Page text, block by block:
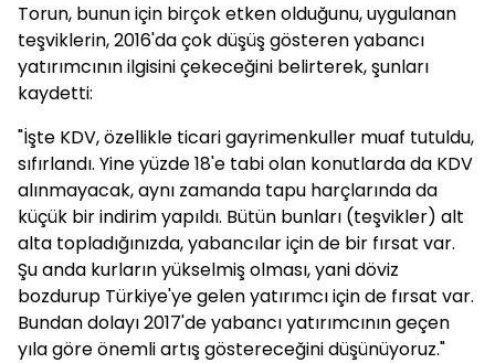
Torun, bunun için birçok etken olduğunu, uygulanan
teşviklerin, 2016'da çok düşüş gösteren yabancı
yatırımcının ilgisini çekeceğini belirterek, şunları
kaydetti:
"İşte KDV, özellikle ticari gayrimenkuller muaf tutuldu,
sıfırlandı. Yine yüzde 18'e tabi olan konutlarda da KDV
alınmayacak, aynı zamanda tapu harçlarında da
küçük bir indirim yapıldı. Bütün bunları (teşvikler) alt
alta topladığınızda, yabancılar için de bir fırsat var.
Şu anda kurların yükselmiş olması, yani döviz
bozdurup Türkiye'ye gelen yatırımcı için de fırsat var.
Bundan dolayı 2017'de yabancı yatırımcının geçen
yıla göre önemli artış göstereceğini düşünüyoruz."